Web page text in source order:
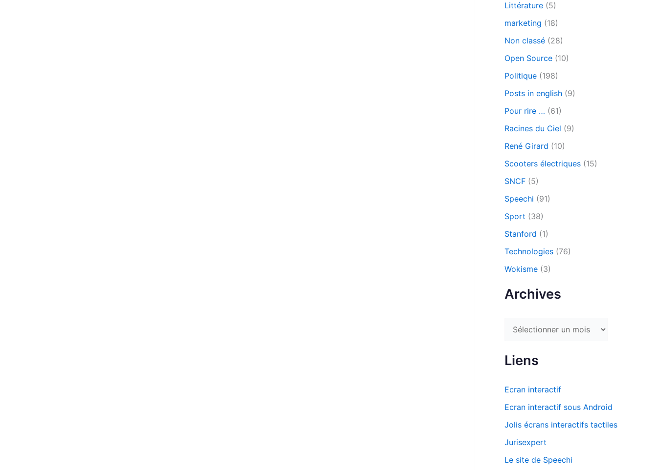
Littérature (5)
marketing (18)
Non classé (28)
Open Source (10)
Politique (198)
Posts in english (9)
Pour rire … (61)
Racines du Ciel (9)
René Girard (10)
Scooters électriques (15)
SNCF (5)
Speechi (91)
Sport (38)
Stanford (1)
Technologies (76)
Wokisme (3)
Archives
c
i
v
Liens
Ecran interactif
Ecran interactif sous Android
Jolis écrans interactifs tactiles
Jurisexpert
Le site de Speechi